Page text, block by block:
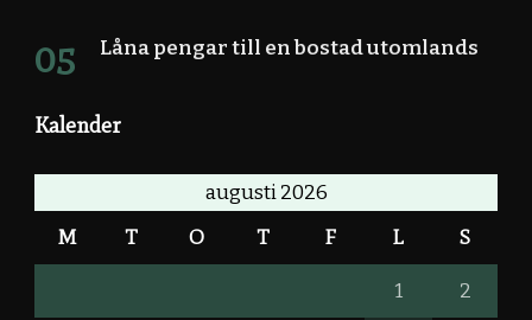
Låna pengar till en bostad utomlands
Kalender
augusti 2026
M T O T F L S
1 2